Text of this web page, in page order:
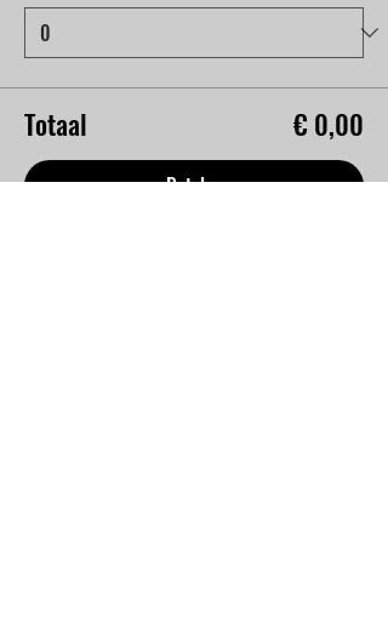
Totaal € 0,00
Betalen